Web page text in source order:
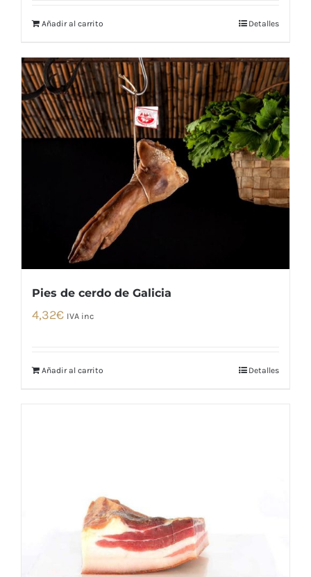
Añadir al carrito Detalles
Pies de cerdo de Galicia
4,32€ IVA inc
Añadir al carrito Detalles